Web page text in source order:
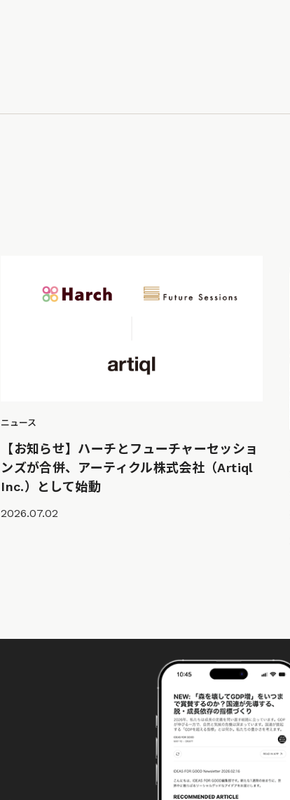
ニュース
【お知らせ】ハーチとフューチャーセッショ
ンズが合併、アーティクル株式会社（Artiql
Inc.）として始動
2026.07.02